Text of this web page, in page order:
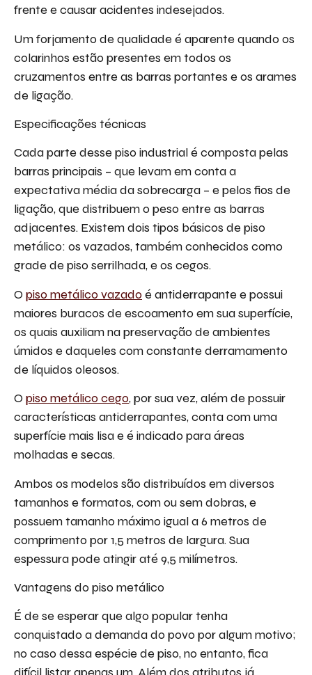
frente e causar acidentes indesejados.
Um forjamento de qualidade é aparente quando os
colarinhos estão presentes em todos os
cruzamentos entre as barras portantes e os arames
de ligação.
Especificações técnicas
Cada parte desse piso industrial é composta pelas
barras principais – que levam em conta a
expectativa média da sobrecarga – e pelos fios de
ligação, que distribuem o peso entre as barras
adjacentes. Existem dois tipos básicos de piso
metálico: os vazados, também conhecidos como
grade de piso serrilhada, e os cegos.
O piso metálico vazadoé antiderrapante e possui
maiores buracos de escoamento em sua superfície,
os quais auxiliam na preservação de ambientes
úmidos e daqueles com constante derramamento
de líquidos oleosos.
O piso metálico cego, por sua vez, além de possuir
características antiderrapantes, conta com uma
superfície mais lisa e é indicado para áreas
molhadas e secas.
Ambos os modelos são distribuídos em diversos
tamanhos e formatos, com ou sem dobras, e
possuem tamanho máximo igual a 6 metros de
comprimento por 1,5 metros de largura. Sua
espessura pode atingir até 9,5 milímetros.
Vantagens do piso metálico
É de se esperar que algo popular tenha
conquistado a demanda do povo por algum motivo;
no caso dessa espécie de piso, no entanto, fica